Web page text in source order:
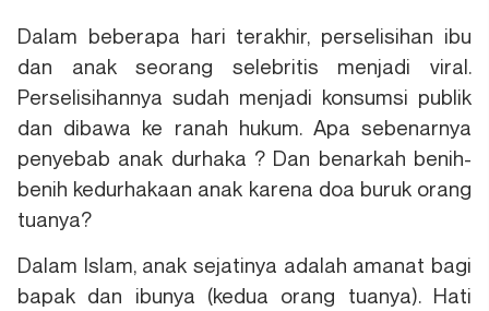
Dalam beberapa hari terakhir, perselisihan ibu
dan anak seorang selebritis menjadi viral.
Perselisihannya sudah menjadi konsumsi publik
dan dibawa ke ranah hukum. Apa sebenarnya
penyebab anak durhaka ? Dan benarkah benih-
benih kedurhakaan anak karena doa buruk orang
tuanya?
Dalam Islam, anak sejatinya adalah amanat bagi
bapak dan ibunya (kedua orang tuanya). Hati